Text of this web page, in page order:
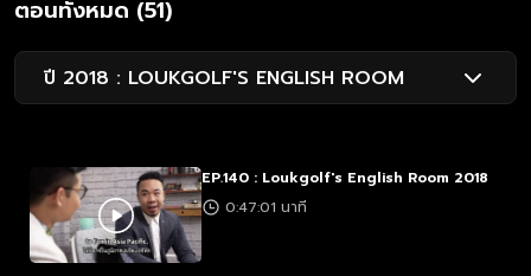
ตอนทั้งหมด (51)
ปี 2018 : LOUKGOLF'S ENGLISH ROOM
EP.140 : Loukgolf's English Room 2018
0:47:01 นาที